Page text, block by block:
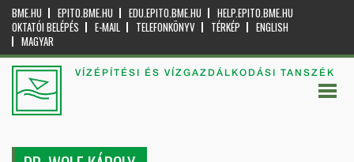
BME.HU EPITO.BME.HU EDU.EPITO.BME.HU
HELP.EPITO.BME.HU
OKTATÓI BELÉPÉS
E-MAIL TELEFONKÖNYV TÉRKÉP
ENGLISH
MAGYAR
VÍZÉPÍTÉSI ÉS VÍZGAZDÁLKODÁSI TANSZÉK